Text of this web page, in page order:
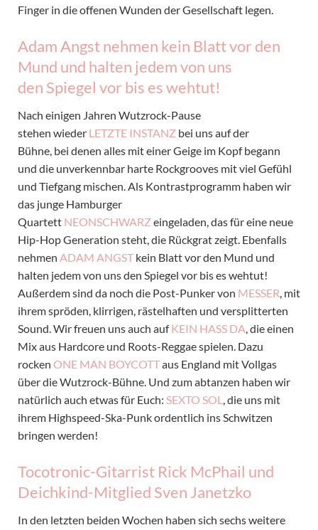
Finger in die offenen Wunden der Gesellschaft legen.
Adam Angst nehmen kein Blatt vor den
Mund und halten jedem von uns
den Spiegel vor bis es wehtut!
Nach einigen Jahren Wutzrock-Pause
stehen wieder LETZTE INSTANZbei uns auf der
Bühne, bei denen alles mit einer Geige im Kopf begann
und die unverkennbar harte Rockgrooves mit viel Gefühl
und Tiefgang mischen. Als Kontrastprogramm haben wir
das junge Hamburger
Quartett NEONSCHWARZeingeladen, das für eine neue
Hip-Hop Generation steht, die Rückgrat zeigt. Ebenfalls
nehmen ADAM ANGSTkein Blatt vor den Mund und
halten jedem von uns den Spiegel vor bis es wehtut!
Außerdem sind da noch die Post-Punker von MESSER, mit
ihrem spröden, klirrigen, rästelhaften und versplitterten
Sound. Wir freuen uns auch aufKEIN HASS DA, die einen
Mix aus Hardcore und Roots-Reggae spielen. Dazu
rocken ONE MAN BOYCOTTaus England mit Vollgas
über die Wutzrock-Bühne. Und zum abtanzen haben wir
natürlich auch etwas für Euch: SEXTO SOL, die uns mit
ihrem Highspeed-Ska-Punk ordentlich ins Schwitzen
bringen werden!
Tocotronic-Gitarrist Rick McPhail und
Deichkind-Mitglied Sven Janetzko
In den letzten beiden Wochen haben sich sechs weitere